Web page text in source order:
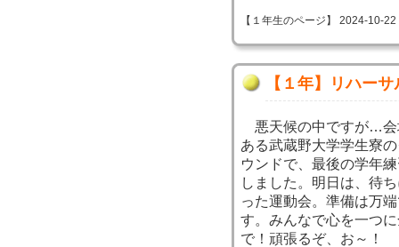
【１年生のページ】 2024-10-
【１年】リハーサ
悪天候の中ですが…会
ある武蔵野大学学生寮
ウンドで、最後の学年
しました。明日は、待
った運動会。準備は万
す。みんなで心を一つ
で！頑張るぞ、お～！